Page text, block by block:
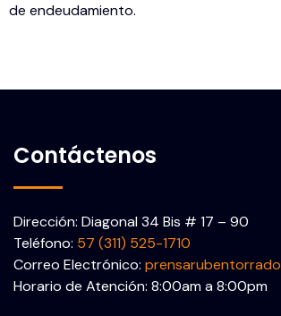
de endeudamiento.
Contáctenos
Dirección: Diagonal 34 Bis # 17 – 90
Teléfono: 57 (311) 525-1710
Correo Electrónico:
Horario de Atención: 8:00am a 8:00pm